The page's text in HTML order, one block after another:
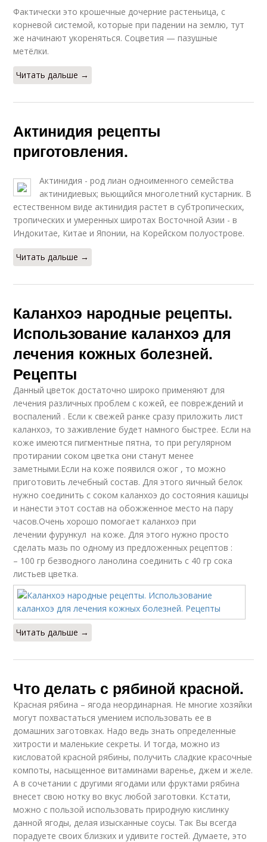
Фактически это крошечные дочерние растеньица, с
корневой системой, которые при падении на землю, тут
же начинают укореняться. Соцветия — пазушные
метёлки.
Читать дальше →
Актинидия рецепты
приготовления.
Актинидия - род лиан одноименного семейства
актинидиевых; вьющийся многолетний кустарник. В
естественном виде актинидия растет в субтропических,
тропических и умеренных широтах Восточной Азии - в
Индокитае, Китае и Японии, на Корейском полуострове.
Читать дальше →
Каланхоэ народные рецепты.
Использование каланхоэ для
лечения кожных болезней.
Рецепты
Данный цветок достаточно широко применяют для
лечения различных проблем с кожей, ее повреждений и
воспалений . Если к свежей ранке сразу приложить лист
каланхоэ, то заживление будет намного быстрее. Если на
коже имеются пигментные пятна, то при регулярном
протирании соком цветка они станут менее
заметными.Если на коже появился ожог , то можно
приготовить лечебный состав. Для этого яичный белок
нужно соединить с соком каланхоэ до состояния кашицы
и нанести этот состав на обожженное место на пару
часов.Очень хорошо помогает каланхоэ при
лечении фурункул на коже. Для этого нужно просто
сделать мазь по одному из предложенных рецептов :
– 100 гр безводного ланолина соединить с 40 гр сока
листьев цветка.
Читать дальше →
Что делать с рябиной красной.
Красная рябина – ягода неординарная. Не многие хозяйки
могут похвастаться умением использовать ее в
домашних заготовках. Надо ведь знать определенные
хитрости и маленькие секреты. И тогда, можно из
кисловатой красной рябины, получить сладкие красочные
компоты, насыщенное витаминами варенье, джем и желе.
А в сочетании с другими ягодами или фруктами рябина
внесет свою нотку во вкус любой заготовки. Кстати,
можно с пользой использовать природную кислинку
данной ягоды, делая изысканные соусы. Так Вы всегда
порадуете своих близких и удивите гостей. Думаете, это